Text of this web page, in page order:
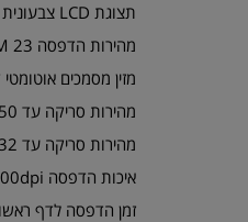
תצוגת LCD צבעונית בגודל 2.4 אינץ’ – 60 מ”מ
מהירות הדפסה 23 PPM בצבע וש/ל במעבר אחד
מזין מסמכים אוטומטי דו-
מהירות סריקה עד 50 SPM חד-צדדי
מהירות סריקה עד 32 SPM דו-צדדי
איכות הדפסה 1200X1200dpi
זמן הדפסה לדף ראשון – 11.7